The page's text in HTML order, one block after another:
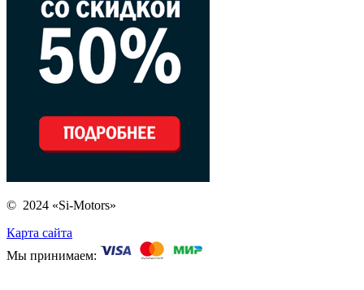
© 2024 «Si-Motors»
Карта сайта
Мы принимаем: